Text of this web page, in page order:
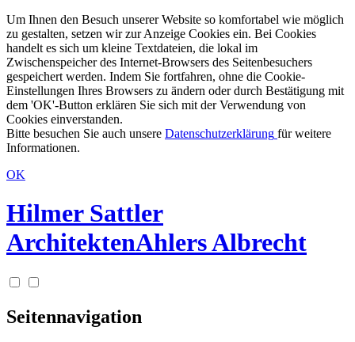
Um Ihnen den Besuch unserer Website so komfortabel wie möglich
zu gestalten, setzen wir zur Anzeige Cookies ein. Bei Cookies
handelt es sich um kleine Textdateien, die lokal im
Zwischenspeicher des Internet-Browsers des Seitenbesuchers
gespeichert werden. Indem Sie fortfahren, ohne die Cookie-
Einstellungen Ihres Browsers zu ändern oder durch Bestätigung mit
dem 'OK'-Button erklären Sie sich mit der Verwendung von
Cookies einverstanden.
Bitte besuchen Sie auch unsere Datenschutzerklärung für weitere
Informationen.
OK
Hilmer Sattler
ArchitektenAhlers Albrecht
Seitennavigation